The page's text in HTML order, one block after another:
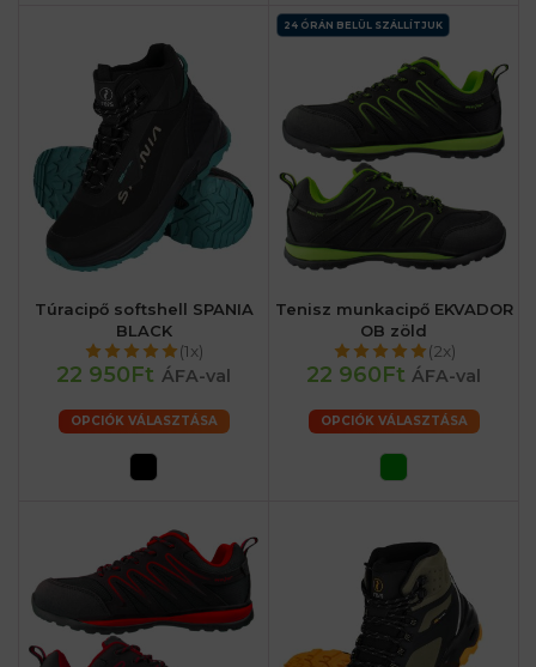
Túracipő softshell SPANIA
BLACK
(1x)
22 950Ft ÁFA-val
OPCIÓK VÁLASZTÁSA
24 ÓRÁN BELÜL SZÁLLÍTJUK
Tenisz munkacipő EKVADOR
OB zöld
(2x)
22 960Ft ÁFA-val
OPCIÓK VÁLASZTÁSA